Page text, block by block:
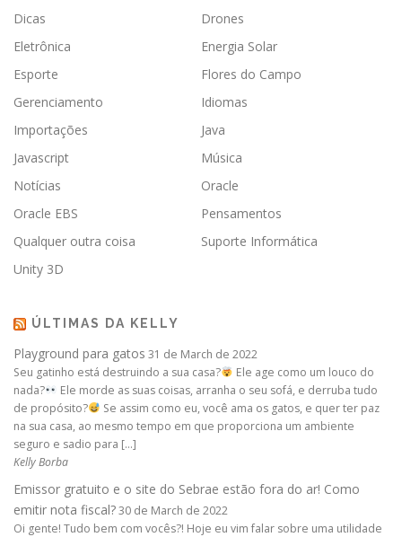
Dicas
Drones
Eletrônica
Energia Solar
Esporte
Flores do Campo
Gerenciamento
Idiomas
Importações
Java
Javascript
Música
Notícias
Oracle
Oracle EBS
Pensamentos
Qualquer outra coisa
Suporte Informática
Unity 3D
ÚLTIMAS DA KELLY
Playground para gatos 31 de March de 2022
Seu gatinho está destruindo a sua casa?
Ele age como um louco do
nada?
Ele morde as suas coisas, arranha o seu sofá, e derruba tudo
de propósito?
Se assim como eu, você ama os gatos, e quer ter paz
na sua casa, ao mesmo tempo em que proporciona um ambiente
seguro e sadio para […]
Kelly Borba
Emissor gratuito e o site do Sebrae estão fora do ar! Como
emitir nota fiscal?30 de March de 2022
Oi gente! Tudo bem com vocês?! Hoje eu vim falar sobre uma utilidade